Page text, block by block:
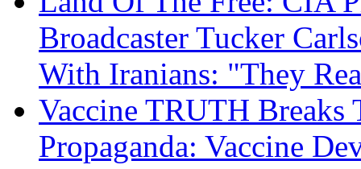
Broadcaster Tucker
With Iranians: "They
Vaccine TRUTH
Propaganda: Vaccine